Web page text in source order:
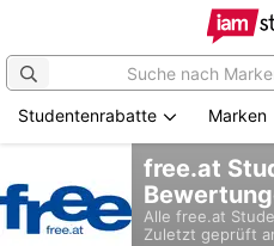
springen
Studentenrabatte Marken
free.at
Alle free.at
Zuletzt geprüft